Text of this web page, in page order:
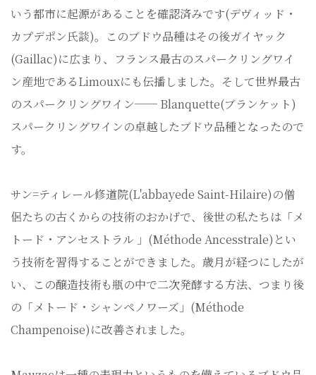
いう都市に起源があることを確認済みです(デヴィッド・
カプデポン氏談)。このブドウ品種はその後ガイヤック
(Gaillac)に広まり、フランス最古のスパークリングワイ
ン産地であるLimouxにも伝播しました。そして世界最古
のスパークリングワイン── Blanquette(ブランケット)
スパークリングワインの卓越したブドウ品種となったので
す。
サン=ティレール修道院(L'abbayede Saint-Hilaire)の僧
侶たちの古くからの技術のおかげで、後世の私たちは「メ
トード・アンセストラル 」(Méthode Ancesstrale)とい
う技術を習得することができました。歳月が経つにしたが
い、この醸造技術も瓶の中で二次発酵する方法、つまり後
の「メトード・シャンペノワーズ」(Méthode
Champenoise)に改善されました。